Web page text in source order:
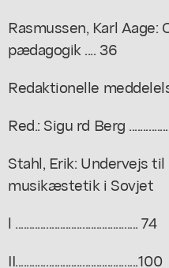
Rasmussen, Karl Aage:
pædagogik .... 36
Redaktionelle
Red.: Sigu rd Berg
Stahl, Erik: Undervejs
musikæstetik i Sovjet
l ............................................ 74
II............................................100